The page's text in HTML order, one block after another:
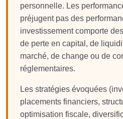
personnelle. Les
préjugent pas des
investissement comporte des
de perte en capital, de
marché, de change ou de
réglementaires.
Les stratégies évoquées
placements financiers,
optimisation fiscale,